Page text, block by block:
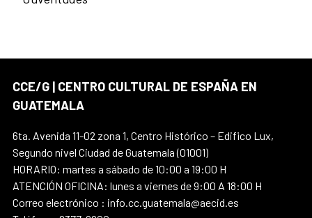
CCE/G | CENTRO CULTURAL DE ESPAÑA EN
GUATEMALA
6ta. Avenida 11-02 zona 1, Centro Histórico – Edifico Lux,
Segundo nivel Ciudad de Guatemala (01001)
HORARIO: martes a sábado de 10:00 a 19:00 H
ATENCIÓN OFICINA: lunes a viernes de 9:00 A 18:00 H
Correo electrónico : info.cc.guatemala@aecid.es